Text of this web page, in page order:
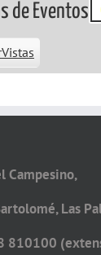
de Eventos
Vistas
Campesino,
Las
810100